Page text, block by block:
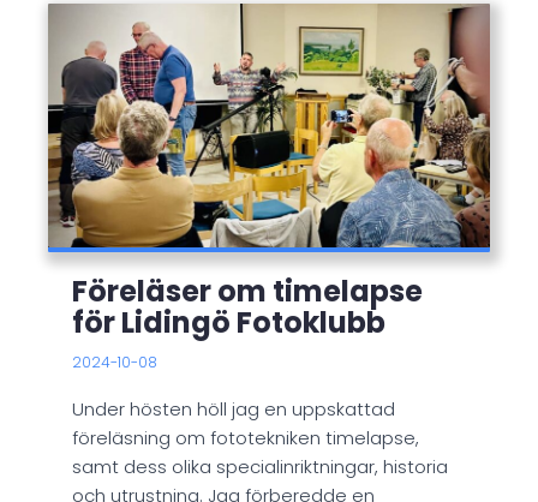
Föreläser om timelapse
för Lidingö Fotoklubb
2024-10-08
Under hösten höll jag en uppskattad
föreläsning om fototekniken timelapse,
samt dess olika specialinriktningar, historia
och utrustning. Jag förberedde en